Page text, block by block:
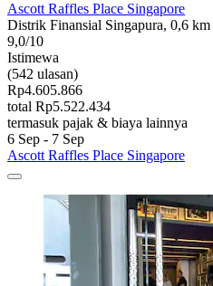
Ascott Raffles Place Singapore
Distrik Finansial Singapura, 0,6
9,0/10
Istimewa
(542 ulasan)
Rp4.605.866
total Rp5.522.434
termasuk pajak & biaya lainnya
6 Sep - 7 Sep
Ascott Raffles Place Singapore